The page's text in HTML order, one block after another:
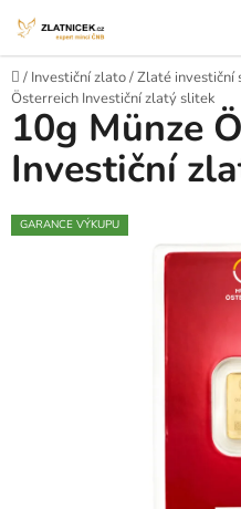
Domů
/ Investiční zlato/Zlaté investiční
Österreich Investiční zlatý slitek
10g Münze
Investiční
GARANCE VÝKUPU